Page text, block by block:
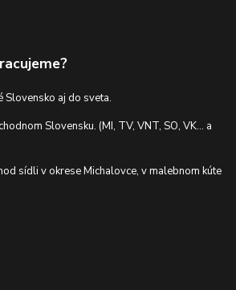
Slovensko aj do sveta.
Slovensku. (MI, TV, VNT, SO, VK... a
sídli v okrese Michalovce, v malebnom kúte